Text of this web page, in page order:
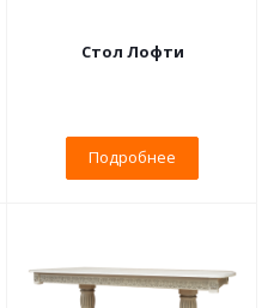
Стол Лофти
Подробнее